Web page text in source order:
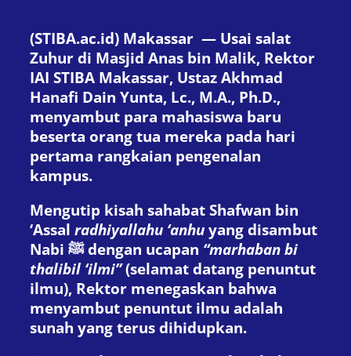
(STIBA.ac.id) Makassar — Usai salat
Zuhur di Masjid Anas bin Malik, Rektor
IAI STIBA Makassar, Ustaz Akhmad
Hanafi Dain Yunta, Lc., M.A., Ph.D.,
menyambut para mahasiswa baru
beserta orang tua mereka pada hari
pertama rangkaian pengenalan
kampus.
Mengutip kisah sahabat Shafwan bin
‘Assal radhiyallahu ‘anhu yang disambut
Nabi ﷺ dengan ucapan “marhaban bi
thalibil ‘ilmi”(selamat datang penuntut
ilmu), Rektor menegaskan bahwa
menyambut penuntut ilmu adalah
sunah yang terus dihidupkan.